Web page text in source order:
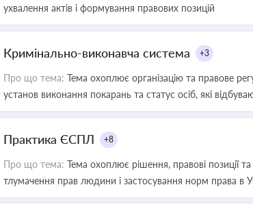
ухвалення актів і формування правових позицій
Кримінально-виконавча система +3
Про що тема: Тема охоплює організацію та правове
установ виконання покарань та статус осіб, які
Практика ЄСПЛ +8
Про що тема: Тема охоплює рішення, правові позиції
тлумачення прав людини і застосування норм права в